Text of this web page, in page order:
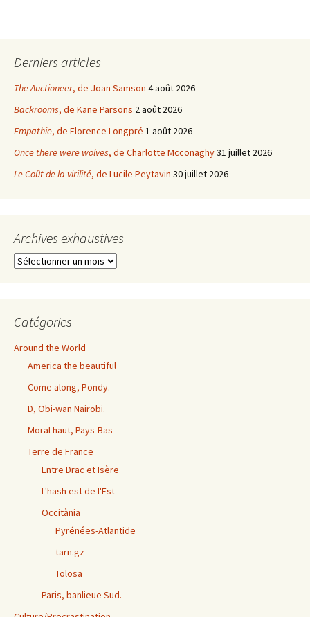
Derniers articles
The Auctioneer, de Joan Samson 4 août 2026
Backrooms, de Kane Parsons 2 août 2026
Empathie, de Florence Longpré 1 août 2026
Once there were wolves, de Charlotte Mcconaghy31 juillet 2026
Le Coût de la virilité, de Lucile Peytavin 30 juillet 2026
Archives exhaustives
Archives
Catégories
Around the World
America the beautiful
Come along, Pondy.
D, Obi-wan Nairobi.
Moral haut, Pays-Bas
Terre de France
Entre Drac et Isère
L'hash est de l'Est
Occitània
Pyrénées-Atlantide
tarn.gz
Tolosa
Paris, banlieue Sud.